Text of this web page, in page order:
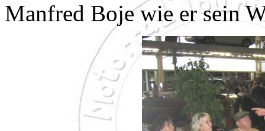
Manfred Boje wie er sein